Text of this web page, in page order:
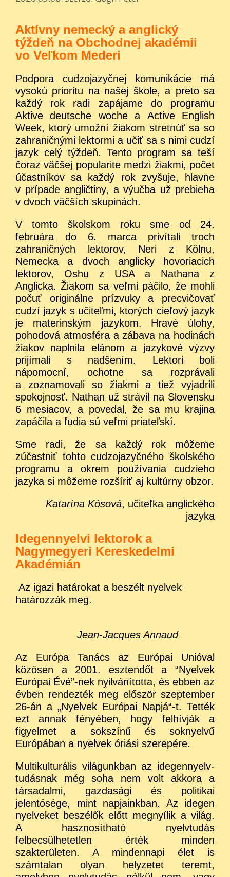
Aktívny nemecký a anglický
týždeň na Obchodnej akadémii
vo Veľkom Mederi
Podpora cudzojazyčnej komunikácie má
vysokú prioritu na našej škole, a preto sa
každý rok radi zapájame do programu
Aktive deutsche woche a Active English
Week, ktorý umožní žiakom stretnúť sa so
zahraničnými lektormi a učiť sa s nimi cudzí
jazyk celý týždeň. Tento program sa teší
čoraz väčšej popularite medzi žiakmi, počet
účastníkov sa každý rok zvyšuje, hlavne
v prípade angličtiny, a výučba už prebieha
v dvoch väčších skupinách.
V tomto školskom roku sme od 24.
februára do 6. marca privítali troch
zahraničných lektorov, Neri z Kölnu,
Nemecka a dvoch anglicky hovoriacich
lektorov, Oshu z USA a Nathana z
Anglicka. Žiakom sa veľmi páčilo, že mohli
počuť originálne prízvuky a precvičovať
cudzí jazyk s učiteľmi, ktorých cieľový jazyk
je materinským jazykom. Hravé úlohy,
pohodová atmosféra a zábava na hodinách
žiakov naplnila elánom a jazykové výzvy
prijímali s nadšením. Lektori boli
nápomocní, ochotne sa rozprávali
a zoznamovali so žiakmi a tiež vyjadrili
spokojnosť. Nathan už strávil na Slovensku
6 mesiacov, a povedal, že sa mu krajina
zapáčila a ľudia sú veľmi priateľskí.
Sme radi, že sa každý rok môžeme
zúčastniť tohto cudzojazyčného školského
programu a okrem používania cudzieho
jazyka si môžeme rozšíriť aj kultúrny obzor.
Katarína Kósová, učiteľka anglického
jazyka
Idegennyelvi lektorok a
Nagymegyeri Kereskedelmi
Akadémián
Az igazi határokat a beszélt nyelvek
határozzák meg.
Jean-Jacques Annaud
Az Európa Tanács az Európai Unióval
közösen a 2001. esztendőt a “Nyelvek
Európai Évé”-nek nyilvánította, és ebben az
évben rendezték meg először szeptember
26-án a „Nyelvek Európai Napjá“-t. Tették
ezt annak fényében, hogy felhívják a
figyelmet a sokszínű és soknyelvű
Európában a nyelvek óriási szerepére.
Multikulturális világunkban az idegennyelv-
tudásnak még soha nem volt akkora a
társadalmi, gazdasági és politikai
jelentősége, mint napjainkban. Az idegen
nyelveket beszélők előtt megnyílik a világ.
A hasznosítható nyelvtudás
felbecsülhetetlen érték minden
szakterületen. A mindennapi élet is
számtalan olyan helyzetet teremt,